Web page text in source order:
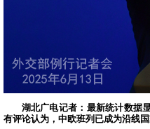
湖北广电记者：最新统计数据
有评论认为，中欧班列已成为沿线